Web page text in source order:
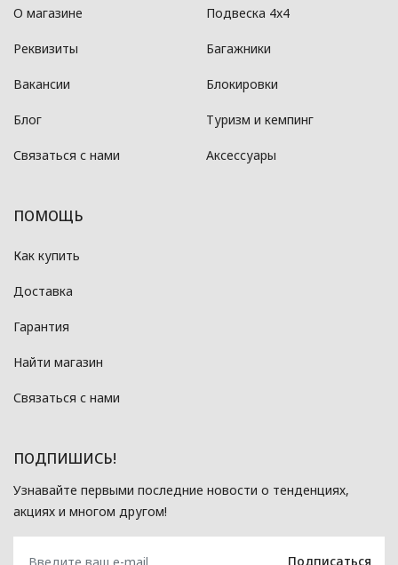
О магазине
Реквизиты
Вакансии
Блог
Связаться с нами
Подвеска 4x4
Багажники
Блокировки
Туризм и кемпинг
Аксессуары
ПОМОЩЬ
Как купить
Доставка
Гарантия
Найти магазин
Связаться с нами
ПОДПИШИСЬ!
Узнавайте первыми последние новости о тенденциях,
акциях и многом другом!